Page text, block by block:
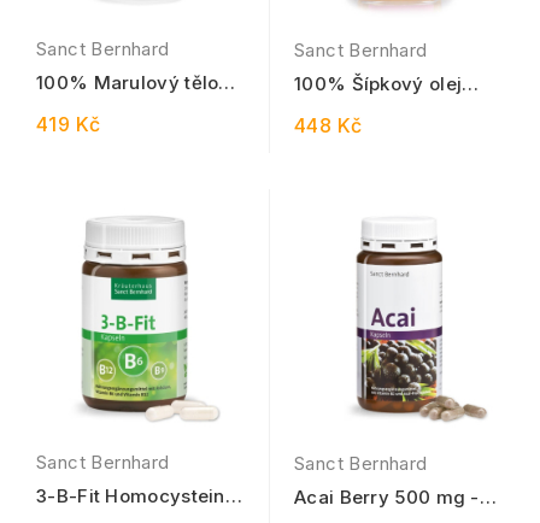
Sanct Bernhard
100% Marulový tělový
419 Kč
Sanct Bernhard
100% Šípkový olej
448 Kč
Sanct Bernhard
3-B-Fit Homocystein
Sanct Bernhard
Acai Berry 500 mg -